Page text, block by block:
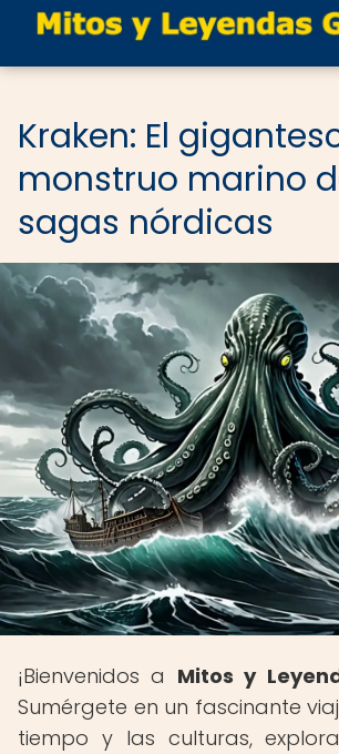
Kraken: El
monstruo marino
sagas nórdicas
¡Bienvenidos a Mitos y
Sumérgete en un fascinante
tiempo y las culturas,